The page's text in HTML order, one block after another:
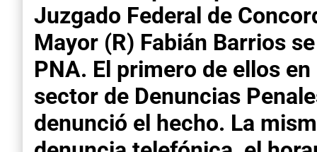
Juzgado Federal de
Mayor (R) Fabián Barrios
PNA. El primero de ellos
sector de Denuncias
denunció el hecho. La